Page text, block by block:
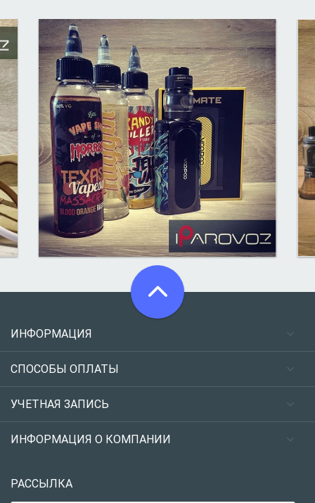
ИНФОРМАЦИЯ
СПОСОБЫ ОПЛАТЫ
УЧЕТНАЯ ЗАПИСЬ
ИНФОРМАЦИЯ О КОМПАНИИ
РАССЫЛКА